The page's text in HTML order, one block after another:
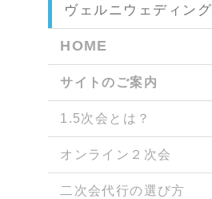
ヴェルニウェディング
HOME
サイトのご案内
1.5次会とは？
オンライン２次会
二次会代行の選び方